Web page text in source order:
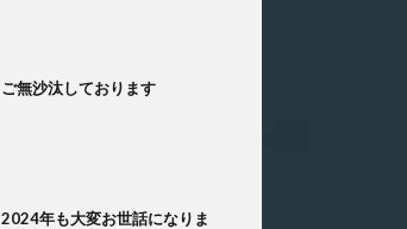
ご無沙汰しております
2024年も大変お世話になりま